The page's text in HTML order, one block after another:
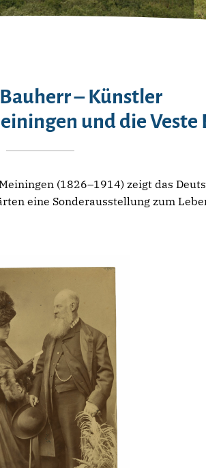
– Künstler
und die
(1826–1914) zeigt das
eine Sonderausstellung zum